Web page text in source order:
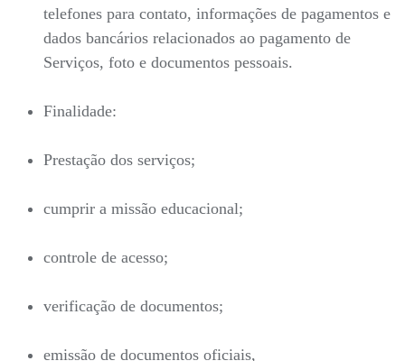
telefones para contato, informações de pagamentos e
dados bancários relacionados ao pagamento de
Serviços, foto e documentos pessoais.
Finalidade:
Prestação dos serviços;
cumprir a missão educacional;
controle de acesso;
verificação de documentos;
emissão de documentos oficiais,